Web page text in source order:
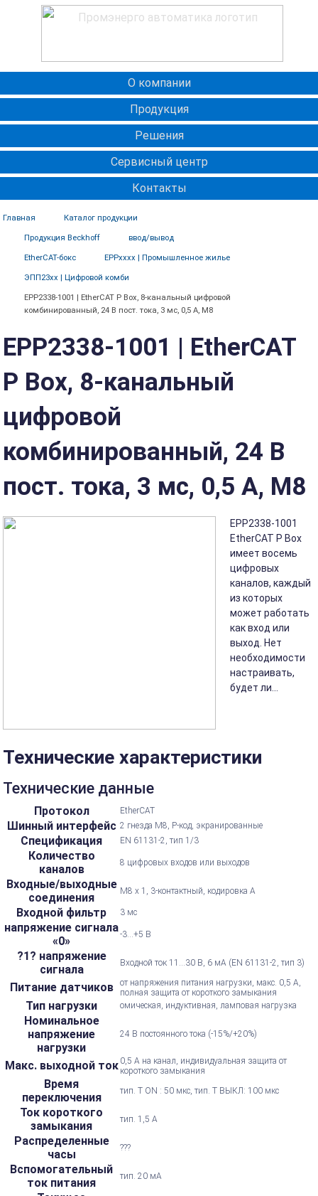
О компании
Продукция
Решения
Сервисный центр
Контакты
Главная Каталог продукции
Продукция Beckhoff ввод/вывод
EtherCAT-бокс EPPxxxx | Промышленное жилье
ЭПП23хх | Цифровой комби
EPP2338-1001 | EtherCAT P Box, 8-канальный цифровой
комбинированный, 24 В пост. тока, 3 мс, 0,5 А, M8
EPP2338-1001 | EtherCAT
P Box, 8-канальный
цифровой
комбинированный, 24 В
пост. тока, 3 мс, 0,5 А, M8
EPP2338-1001
EtherCAT P Box
имеет восемь
цифровых
каналов, каждый
из которых
может работать
как вход или
выход. Нет
необходимости
настраивать,
будет ли...
Технические характеристики
Технические данные
Протокол EtherCAT
Шинный интерфейс 2 гнезда M8, P-код, экранированные
Спецификация EN 61131-2, тип 1/3
Количество
каналов
8 цифровых входов или выходов
Входные/выходные
соединения
M8 x 1, 3-контактный, кодировка А
Входной фильтр 3 мс
напряжение сигнала
«0»
-3...+5 В
?1? напряжение
сигнала
Входной ток 11...30 В, 6 мА (EN 61131-2, тип 3)
Питание датчиков
от напряжения питания нагрузки, макс. 0,5 А,
полная защита от короткого замыкания
Тип нагрузки омическая, индуктивная, ламповая нагрузка
Номинальное
напряжение
нагрузки
24 В постоянного тока (-15%/+20%)
Макс. выходной ток 0,5 А на канал, индивидуальная защита от
короткого замыкания
Время
переключения
тип. T ON : 50 мкс, тип. Т ВЫКЛ: 100 мкс
Ток короткого
замыкания
тип. 1,5 А
Распределенные
часы
???
Вспомогательный
ток питания
тип. 20 мА